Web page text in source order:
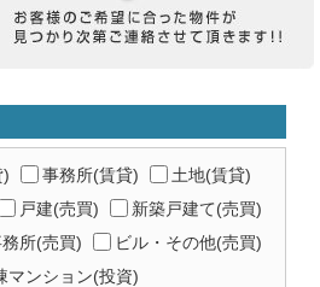
) 事務所(賃貸)
土地(賃貸)
戸建(売買)
新築戸建て(売買)
所(売買)
ビル・その他(売買)
マンション(投資)